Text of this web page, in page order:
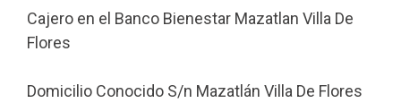
Cajero en el Banco Bienestar Mazatlan Villa De
Flores
Domicilio Conocido S/n Mazatlán Villa De Flores